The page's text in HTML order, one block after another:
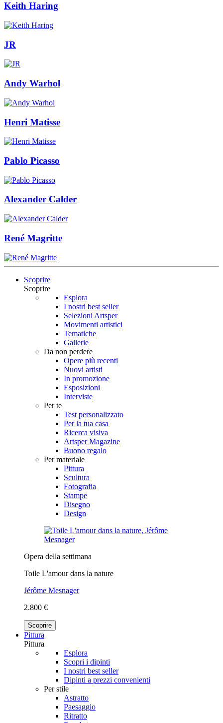
Keith Haring
JR
Andy Warhol
Henri Matisse
Pablo Picasso
Alexander Calder
René Magritte
Scoprire
Scoprire
Esplora
I nostri best seller
Selezioni Artsper
Movimenti artistici
Tematiche
Gallerie
Da non perdere
Opere più recenti
Nuovi artisti
In promozione
Esposizioni
Interviste
Per te
Test personalizzato
Per la tua casa
Ricerca visiva
Artsper Magazine
Buono regalo
Per materiale
Pittura
Scultura
Fotografia
Stampe
Disegno
Design
Opera della settimana
Toile L'amour dans la nature
Jérôme Mesnager
2.800 €
Scoprire
Pittura
Pittura
Esplora
Scopri i dipinti
I nostri best seller
Dipinti a prezzi convenienti
Per stile
Astratto
Paesaggio
Ritratto